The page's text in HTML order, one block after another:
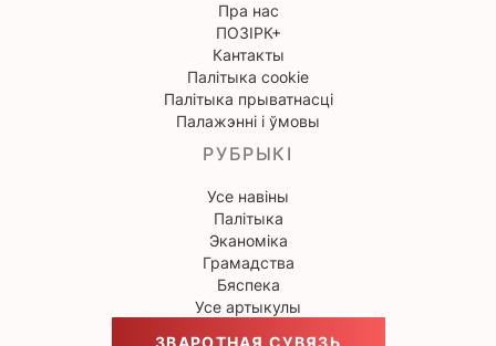
Пра нас
ПОЗІРК+
Кантакты
Палітыка cookie
Палітыка прыватнасці
Палажэнні і ўмовы
РУБРЫКІ
Усе навіны
Палітыка
Эканоміка
Грамадства
Бяспека
Усе артыкулы
ЗВАРОТНАЯ СУВЯЗЬ